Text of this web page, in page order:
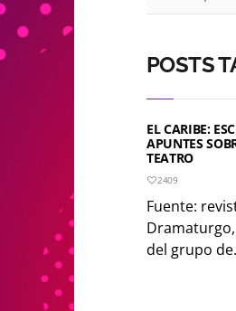
POSTS
EL CARIBE:
APUNTES
TEATRO
2409
Fuente:
del grupo